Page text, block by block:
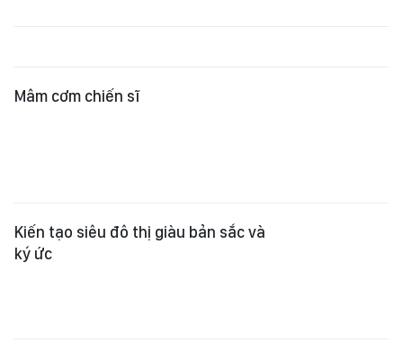
Mâm cơm chiến sĩ
Kiến tạo siêu đô thị giàu bản sắc và
ký ức